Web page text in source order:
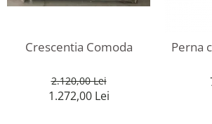
Crescentia Comoda
2.120,00 Lei
1.272,00 Lei
Perna